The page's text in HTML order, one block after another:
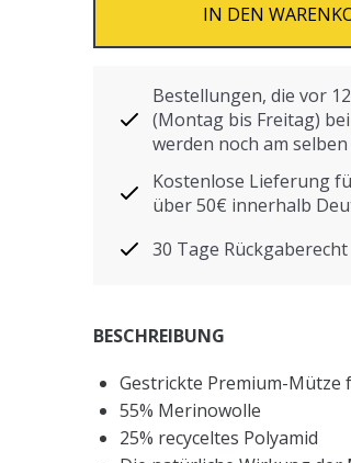
IN DEN
Bestellungen, die vor
(Montag bis Freitag)
werden noch am
Kostenlose Lieferung
über 50€ innerhalb
30 Tage Rückgaberecht
BESCHREIBUNG
Gestrickte Premium-Mütze
55% Merinowolle
25% recyceltes Polyamid